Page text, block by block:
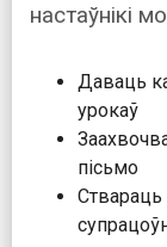
настаўнікі
Даваць
урокаў
пісьмо
Ствараць